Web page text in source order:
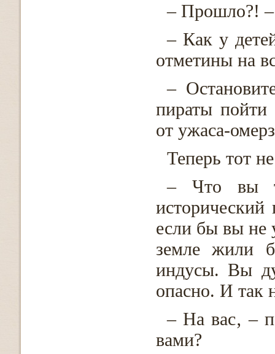
– Прошло?! –
– Как у
отметины на
–
пираты пойти
от ужаса-
Теперь тот
– Что вы
если бы вы не
земле жили
индусы. Вы
опасно. И так
– На вас‚ –
вами?